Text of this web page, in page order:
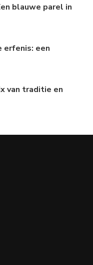
blauwe parel in
erfenis: een
van traditie en